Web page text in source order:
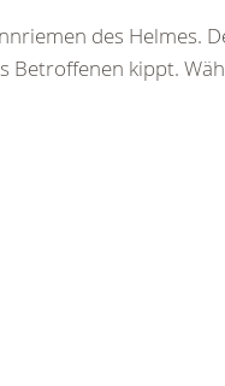
des Helmes.
Betroffenen kippt.